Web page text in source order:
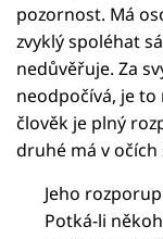
pozornost. Má
zvyklý spoléhat
nedůvěřuje. Za
neodpočívá, je
člověk je plný
druhé má v očích
Jeho
Potká-li